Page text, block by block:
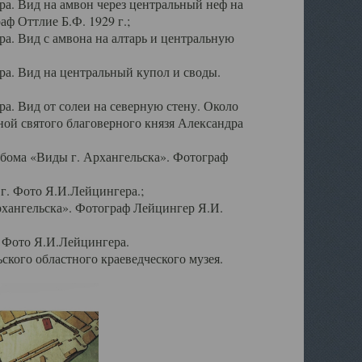
Вид на амвон через центральный неф на
Оттлие Б.Ф. 1929 г.;
Вид с амвона на алтарь и центральную
Вид на центральный купол и своды.
Вид от солеи на северную стену. Около
святого благоверного князя Александра
«Виды г. Архангельска». Фотограф
Фото Я.И.Лейцингера.;
Фотограф Лейцингер Я.И.
Фото Я.И.Лейцингера.
областного краеведческого музея.